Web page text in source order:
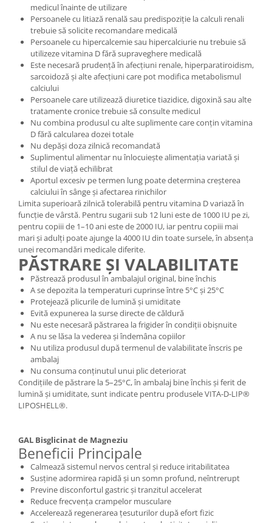
medicul înainte de utilizare
Persoanele cu litiază renală sau predispoziție la calculi renali
trebuie să solicite recomandare medicală
Persoanele cu hipercalcemie sau hipercalciurie nu trebuie să
utilizeze vitamina D fără supraveghere medicală
Este necesară prudență în afecțiuni renale, hiperparatiroidism,
sarcoidoză și alte afecțiuni care pot modifica metabolismul
calciului
Persoanele care utilizează diuretice tiazidice, digoxină sau alte
tratamente cronice trebuie să consulte medicul
Nu combina produsul cu alte suplimente care conțin vitamina
D fără calcularea dozei totale
Nu depăși doza zilnică recomandată
Suplimentul alimentar nu înlocuiește alimentația variată și
stilul de viață echilibrat
Aportul excesiv pe termen lung poate determina creșterea
calciului în sânge și afectarea rinichilor
Limita superioară zilnică tolerabilă pentru vitamina D variază în
funcție de vârstă. Pentru sugarii sub 12 luni este de 1000 IU pe zi,
pentru copiii de 1–10 ani este de 2000 IU, iar pentru copiii mai
mari și adulți poate ajunge la 4000 IU din toate sursele, în absența
unei recomandări medicale diferite.
PĂSTRARE ȘI VALABILITATE
Păstrează produsul în ambalajul original, bine închis
A se depozita la temperaturi cuprinse între 5°C și 25°C
Protejează plicurile de lumină și umiditate
Evită expunerea la surse directe de căldură
Nu este necesară păstrarea la frigider în condiții obișnuite
A nu se lăsa la vederea și îndemâna copiilor
Nu utiliza produsul după termenul de valabilitate înscris pe
ambalaj
Nu consuma conținutul unui plic deteriorat
Condițiile de păstrare la 5–25°C, în ambalaj bine închis și ferit de
lumină și umiditate, sunt indicate pentru produsele VITA-D-LIP®
LIPOSHELL®.
GAL Bisglicinat de Magneziu
Beneficii Principale
Calmează sistemul nervos central și reduce iritabilitatea
Susține adormirea rapidă și un somn profund, neîntrerupt
Previne disconfortul gastric și tranzitul accelerat
Reduce frecvența crampelor musculare
Accelerează regenerarea țesuturilor după efort fizic